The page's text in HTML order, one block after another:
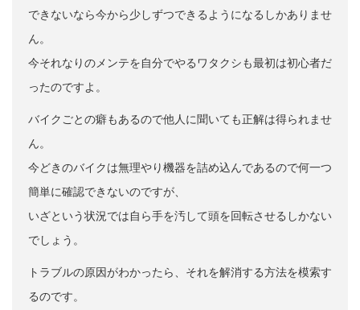
できないなら今から少しずつできるようになるしかありませ
ん。
今それなりのメンテを自分でやるワタクシも最初は初心者だ
ったのですよ。
バイクごとの癖もあるので他人に聞いても正解は得られませ
ん。
今どきのバイクは無理やり機器を詰め込んであるので何一つ
簡単に確認できないのですが、
いざという状況では自ら手を汚して頭を回転させるしかない
でしょう。
トラブルの原因がわかったら、それを解消する方法を模索す
るのです。